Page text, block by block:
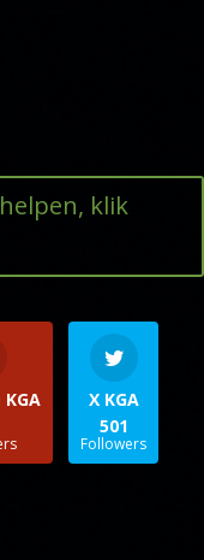
klik
X KGA
501
Followers